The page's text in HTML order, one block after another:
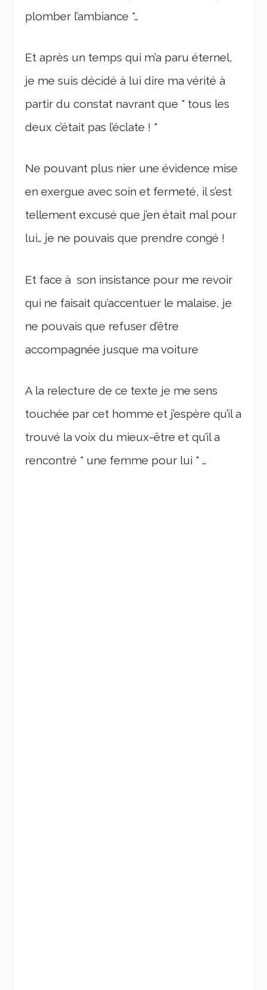
plomber l’ambiance "…
Et après un temps qui m’a paru éternel,
je me suis décidé à lui dire ma vérité à
partir du constat navrant que " tous les
deux c’était pas l’éclate ! "
Ne pouvant plus nier une évidence mise
en exergue avec soin et fermeté, il s’est
tellement excusé que j’en était mal pour
lui… je ne pouvais que prendre congé !
Et face à son insistance pour me revoir
qui ne faisait qu’accentuer le malaise, je
ne pouvais que refuser d’être
accompagnée jusque ma voiture
A la relecture de ce texte je me sens
touchée par cet homme et j’espère qu’il a
trouvé la voix du mieux-être et qu’il a
rencontré " une femme pour lui " …